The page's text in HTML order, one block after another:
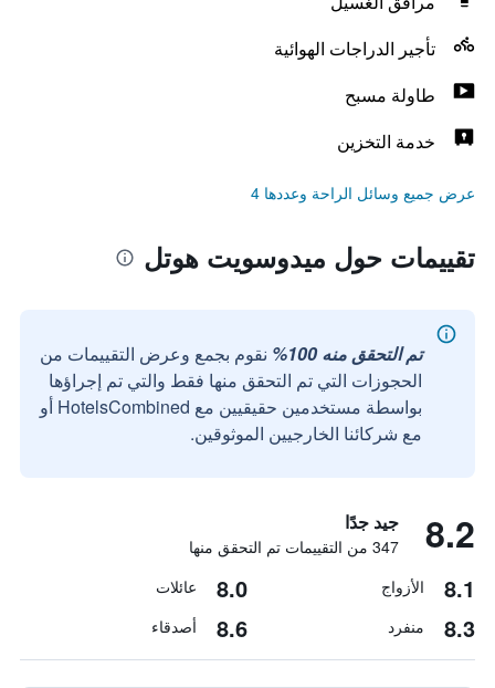
تأجير الدراجات الهوائية
طاولة مسبح
خدمة التخزين
عرض جميع وسائل الراحة وعددها 4
تقييمات حول ميدوسويت هوتل
تم التحقق منه 100%
نقوم بجمع وعرض التقييمات من
الحجوزات التي تم التحقق منها فقط والتي تم إجراؤها
بواسطة مستخدمين حقيقيين مع HotelsCombined أو
مع شركائنا الخارجيين الموثوقين.
8.2 جيد جدًا
347 من التقييمات تم التحقق منها
8.1 الأزواج 8.0 عائلات
8.3 منفرد 8.6 أصدقاء